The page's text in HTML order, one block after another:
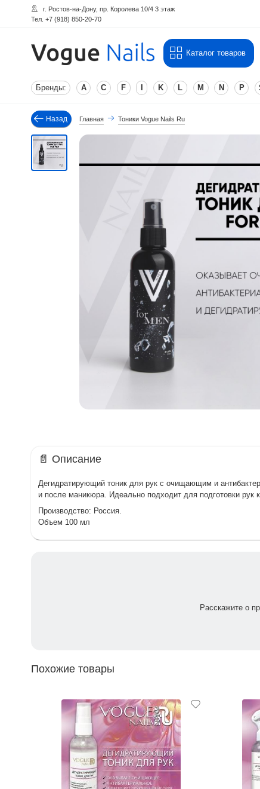
г. Ростов-на-Дону, пр. Королева 10/4 3 этаж
Тел. +7 (918) 850-20-70
Каталог товаров
Бренды: A C F K L M N P
Назад Главная Тоники Vogue Nails Ru
📄 Описание
Дегидратирующий тоник для рук с очищающим и
и после маникюра. Идеально подходит для подготовки рук
Производство: Россия.
Объем 100 мл
Расскажите о
Похожие товары